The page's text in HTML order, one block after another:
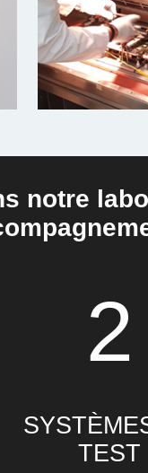
notre
TEST
2